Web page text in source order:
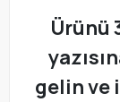
Ürünü
gelin ve